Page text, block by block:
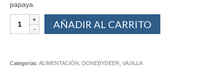
papaya.
AÑADIR AL CARRITO
Categorías: ALIMENTACIÓN DONEBYDEER VAJILLA